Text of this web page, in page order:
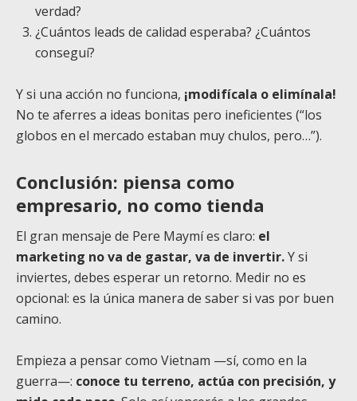
verdad?
¿Cuántos leads de calidad esperaba? ¿Cuántos
conseguí?
Y si una acción no funciona, ¡modifícala o elimínala!
No te aferres a ideas bonitas pero ineficientes (“los
globos en el mercado estaban muy chulos, pero…”).
Conclusión: piensa como
empresario, no como tienda
El gran mensaje de Pere Maymí es claro: el
marketing no va de gastar, va de invertir.Y si
inviertes, debes esperar un retorno. Medir no es
opcional: es la única manera de saber si vas por buen
camino.
Empieza a pensar como Vietnam —sí, como en la
guerra—: conoce tu terreno, actúa con precisión, y